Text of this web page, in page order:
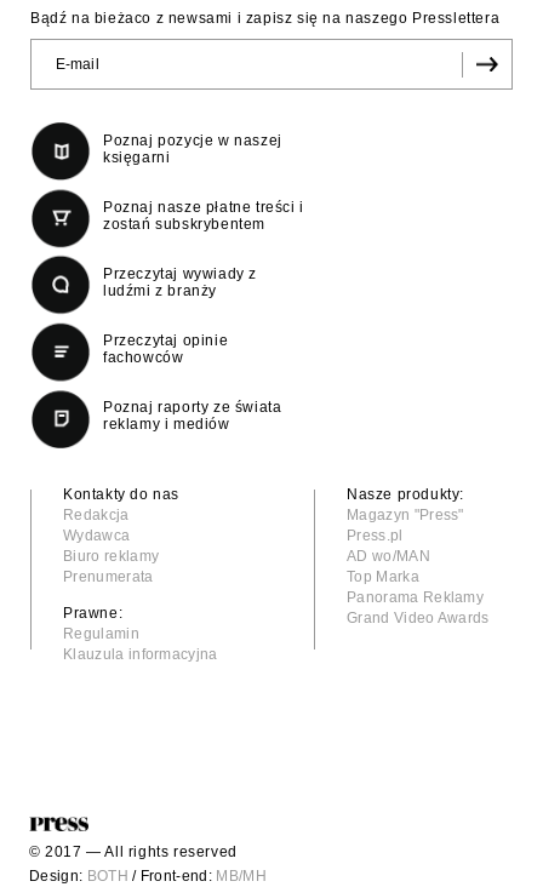
Bądź na bieżaco z newsami i zapisz się na naszego Presslettera
Poznaj pozycje w naszej
księgarni
Poznaj nasze płatne treści i
zostań subskrybentem
Przeczytaj wywiady z
ludźmi z branży
Przeczytaj opinie
fachowców
Poznaj raporty ze świata
reklamy i mediów
Kontakty do nas
Redakcja
Wydawca
Biuro reklamy
Prenumerata
Prawne:
Regulamin
Klauzula informacyjna
Nasze produkty:
Magazyn "Press"
Press.pl
AD wo/MAN
Top Marka
Panorama Reklamy
Grand Video Awards
Design: BOTH / Front-end: MB/MH
© 2017 — All rights reserved